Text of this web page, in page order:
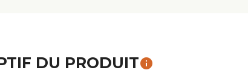
DU PRODUITinfo